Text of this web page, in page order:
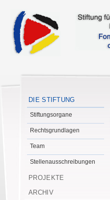
DIE STIFTUNG
Stiftungsorgane
Rechtsgrundlagen
Team
Stellenausschreibungen
PROJEKTE
ARCHIV